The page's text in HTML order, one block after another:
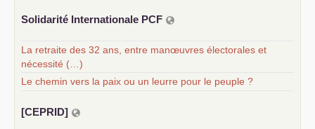
Solidarité Internationale PCF
La retraite des 32 ans, entre manœuvres électorales et
nécessité (…)
Le chemin vers la paix ou un leurre pour le peuple ?
[CEPRID]